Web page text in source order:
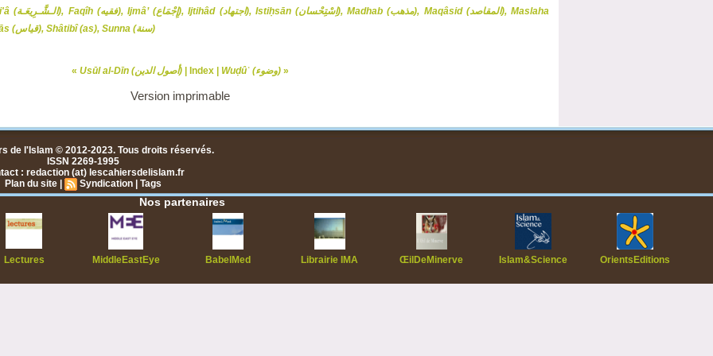
Chari'â (الـشَّـرِيعَـة), Faqîh (فقيه), Ijmâ’ (إِجْمَاع), Ijtihâd (اجتهاد), Istiḥsān (اِسْتِحْسان), Madhab (مذهب), Maqâsid (المقاصد),Maslaha
Qiyās (قياس), Shâtibî (as), Sunna (سنة)
« Usūl al-Dīn (أصول الدين) Index Wuḍûʾ (وضوء) »
Version imprimable
de l'Islam © 2012-2023. Tous droits réservés.
ISSN 2269-1995
: redaction (at) lescahiersdelislam.fr
Plan du site
Syndication Tags
Nos partenaires
Lectures MiddleEastEye BabelMed Librairie IMA ŒilDeMinerve Islam&Science OrientsEditions